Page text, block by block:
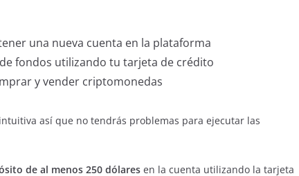
una nueva cuenta en la plataforma
fondos utilizando tu tarjeta de crédito
y vender criptomonedas
así que no tendrás problemas para ejecutar las
de al menos 250 dólares en la cuenta utilizando la tarjeta